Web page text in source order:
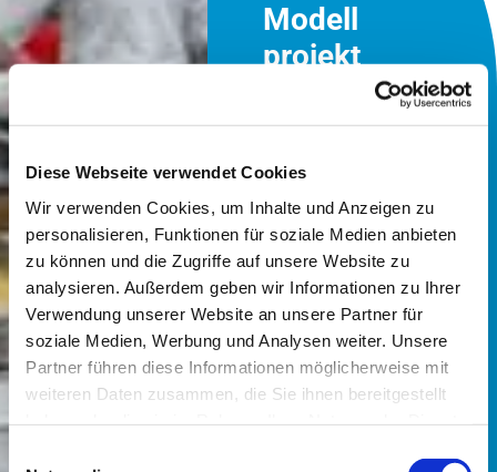
Diese Webseite verwendet Cookies
Wir verwenden Cookies, um Inhalte und Anzeigen zu
personalisieren, Funktionen für soziale Medien anbieten
zu können und die Zugriffe auf unsere Website zu
analysieren. Außerdem geben wir Informationen zu Ihrer
Verwendung unserer Website an unsere Partner für
soziale Medien, Werbung und Analysen weiter. Unsere
Partner führen diese Informationen möglicherweise mit
weiteren Daten zusammen, die Sie ihnen bereitgestellt
Modell
projekt
Lübec
k:
Gutes
Essen
macht
Schule
Weniger
Fleisch und
dafür mehr